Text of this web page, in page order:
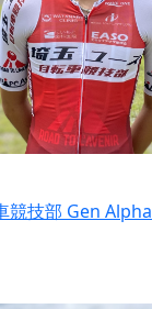
競技部 Gen Alpha